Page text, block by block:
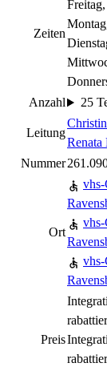
Zeiten
Anzahl
25
Leitung
Renata
Nummer
Ort
vhs-
vhs-
vhs-
Preis